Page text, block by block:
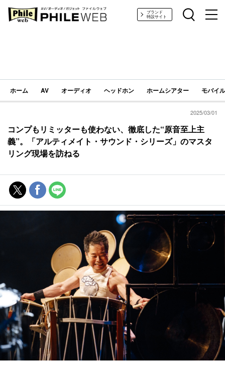
PHILE WEB｜AV/オーディオ/ガジェットブランド
特設サイト
ホーム AV オーディオ ヘッドホン ホームシアター モバイ
2025/03/01
コンプもリミッターも使わない、徹底した“原音至上主
義”。「アルティメイト・サウンド・シリーズ」のマスタ
リング現場を訪ねる